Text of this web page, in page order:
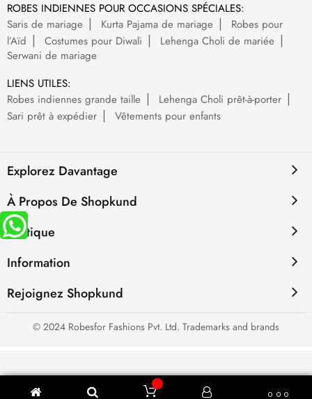
ROBES INDIENNES POUR OCCASIONS SPÉCIALES:
Saris de mariage
Kurta Pajama de mariage
Robes pour
l’Aïd
Costumes pour Diwali
Lehenga Choli de mariée
Serwani de mariage
LIENS UTILES:
Robes indiennes grande taille
Lehenga Choli prêt-à-porter
Sari prêt à expédier
Vêtements pour enfants
Explorez Davantage
À Propos De Shopkund
Politique
Information
Rejoignez Shopkund
© 2024 Robesfor Fashions Pvt. Ltd. Trademarks and brands